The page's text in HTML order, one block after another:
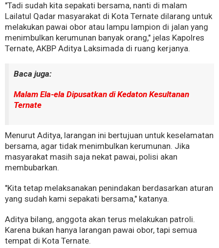
"Tadi sudah kita sepakati bersama, nanti di malam
Lailatul Qadar masyarakat di Kota Ternate dilarang untuk
melakukan pawai obor atau lampu lampion di jalan yang
menimbulkan kerumunan banyak orang," jelas Kapolres
Ternate, AKBP Aditya Laksimada di ruang kerjanya.
Baca juga:
Malam Ela-ela Dipusatkan di Kedaton Kesultanan
Ternate
Menurut Aditya, larangan ini bertujuan untuk keselamatan
bersama, agar tidak menimbulkan kerumunan. Jika
masyarakat masih saja nekat pawai, polisi akan
membubarkan.
"Kita tetap melaksanakan penindakan berdasarkan aturan
yang sudah kami sepakati bersama," katanya.
Aditya bilang, anggota akan terus melakukan patroli.
Karena bukan hanya larangan pawai obor, tapi semua
tempat di Kota Ternate.